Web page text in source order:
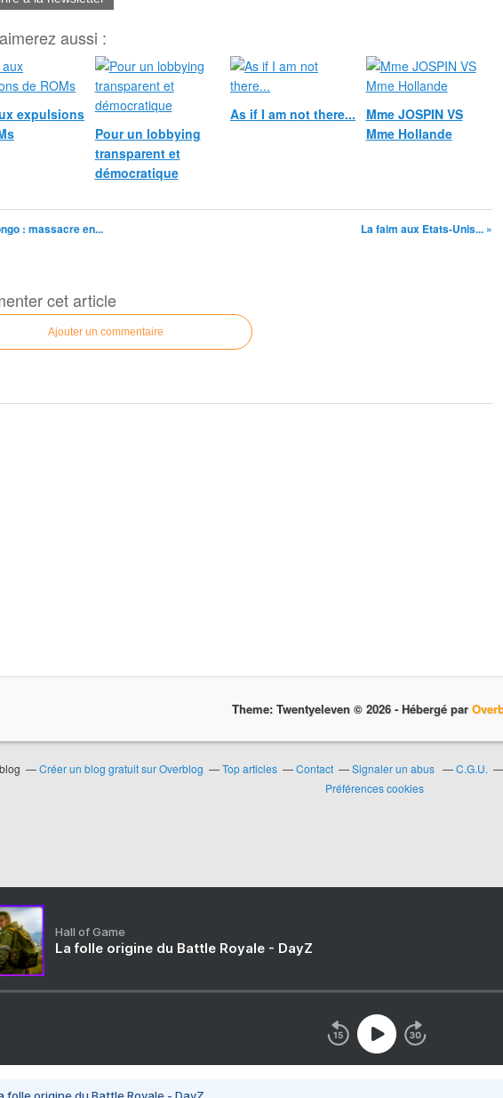
aussi :
expulsions
Pour un lobbying
transparent et
démocratique
As if I am not there...
Mme JOSPIN VS
Mme Hollande
: massacre en... La faim aux Etats-Unis... »
cet article
Ajouter un commentaire
Theme: Twentyeleven © 2026 - Hébergé par
Créer un blog gratuit sur Overblog Top articles Contact Signaler un abus C.G.U.
Préférences cookies
Hall of Game
La folle origine du Battle Royale - DayZ